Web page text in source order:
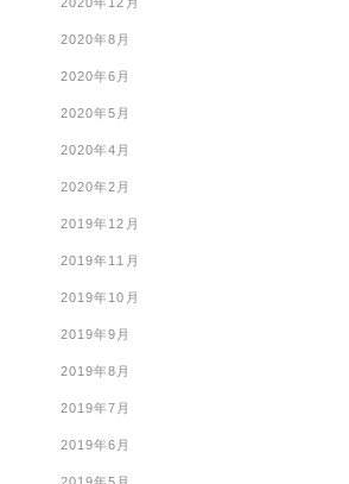
2020年8月
2020年6月
2020年5月
2020年4月
2020年2月
2019年12月
2019年11月
2019年10月
2019年9月
2019年8月
2019年7月
2019年6月